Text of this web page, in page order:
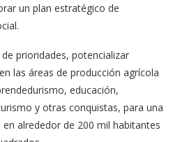
un plan estratégico de
prioridades, potencializar
las áreas de producción agrícola
educación,
y otras conquistas, para una
alrededor de 200 mil habitantes